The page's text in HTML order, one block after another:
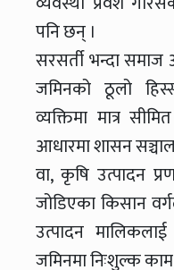
पनि छन् ।
सरसर्ती भन्दा समाज
जमिनको ठूलो
व्यक्तिमा मात्र
आधारमा शासन
वा, कृषि उत्पादन
जोडिएका किसान
उत्पादन
जमिनमा निःशुल्क